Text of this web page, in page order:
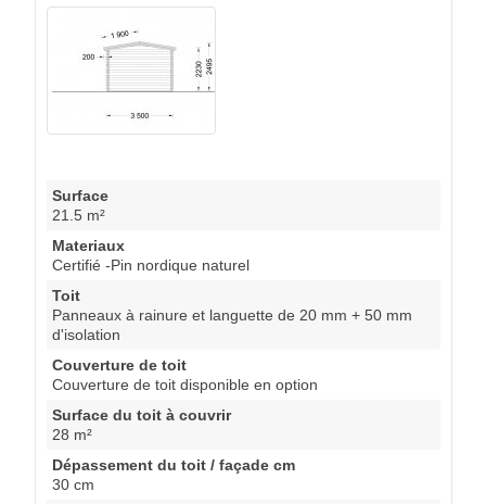
Surface
21.5 m²
Materiaux
Certifié -Pin nordique naturel
Toit
Panneaux à rainure et languette de 20 mm + 50 mm
d'isolation
Couverture de toit
Couverture de toit disponible en option
Surface du toit à couvrir
28 m²
Dépassement du toit / façade cm
30 cm